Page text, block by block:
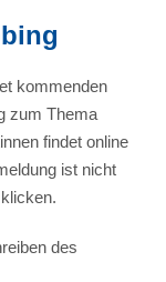
kommenden
zum Thema
findet online
ist nicht
klicken.
des